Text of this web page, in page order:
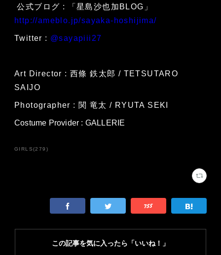
公式ブログ : 「星島沙也加BLOG」
http://ameblo.jp/sayaka-hoshijima/
Twitter : @sayapiii27
Art Director : 西條 鉄太郎 / TETSUTARO
SAIJO
Photographer : 関 竜太 / RYUTA SEKI
Costume Provider : GALLERIE
GIRLS(279 )